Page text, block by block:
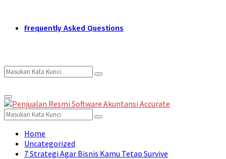
Frequently Asked Questions
Search
for:
Search
Primary
Menu
Search
for:
Search
Home
Uncategorized
7 Strategi Agar Bisnis Kamu Tetap Survive